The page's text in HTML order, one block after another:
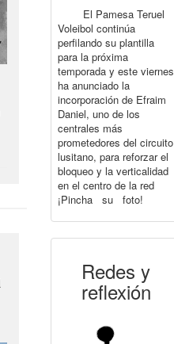
El Pamesa Teruel
Voleibol continúa
perfilando su plantilla
para la próxima
temporada y este viernes
ha anunciado la
incorporación de Efraim
Daniel, uno de los
centrales más
prometedores del circuito
lusitano, para reforzar el
bloqueo y la verticalidad
en el centro de la red
¡Pincha su foto!
Redes y
reflexión